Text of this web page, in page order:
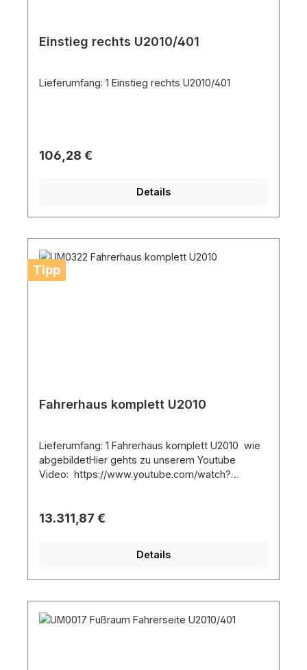
Einstieg rechts U2010/401
Lieferumfang: 1 Einstieg rechts U2010/401
Regulärer Preis:
106,28 €
Details
Tipp
Fahrerhaus komplett U2010
Lieferumfang: 1 Fahrerhaus komplett U2010 wie
abgebildetHier gehts zu unserem Youtube
Video: https://www.youtube.com/watch?
Regulärer Preis:
13.311,87 €
Details